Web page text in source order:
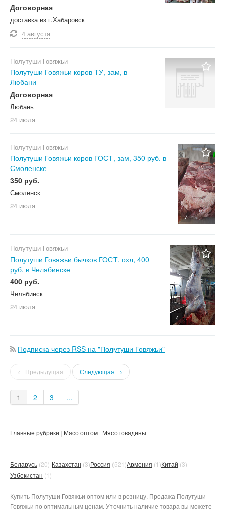
Договорная
доставка из г.Хабаровск
4 августа
Полутуши Говяжьи
Полутуши Говяжьи коров ТУ, зам, в
Любани
Договорная
Любань
24 июля
7
Полутуши Говяжьи
Полутуши Говяжьи коров ГОСТ, зам, 350 руб. в
Смоленске
350 руб.
Смоленск
24 июля
4
Полутуши Говяжьи
Полутуши Говяжьи бычков ГОСТ, охл, 400
руб. в Челябинске
400 руб.
Челябинск
24 июля
Подписка через RSS на "Полутуши Говяжьи"
← Предыдущая Следующая →
1 2 3 ...
Главные рубрики Мясо оптом Мясо говядины
Беларусь (20)
Узбекистан (1)
Казахстан (3)Россия (521)Армения (1)Китай (3)
Купить Полутуши Говяжьи оптом или в розницу. Продажа Полутуши
Говяжьи по оптимальным ценам. Уточнить наличие товара вы можете